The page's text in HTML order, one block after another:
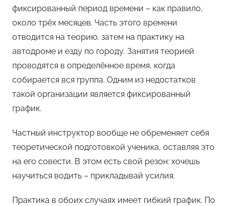
фиксированный период времени – как правило,
около трёх месяцев. Часть этого времени
отводится на теорию, затем на практику на
автодроме и езду по городу. Занятия теорией
проводятся в определённое время, когда
собирается вся группа. Одним из недостатков
такой организации является фиксированный
график.
Частный инструктор вообще не обременяет себя
теоретической подготовкой ученика, оставляя это
на его совести. В этом есть свой резон: хочешь
научиться водить – прикладывай усилия.
Практика в обоих случаях имеет гибкий график. По